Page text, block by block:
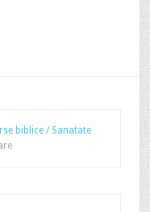
biblice / Sanatate